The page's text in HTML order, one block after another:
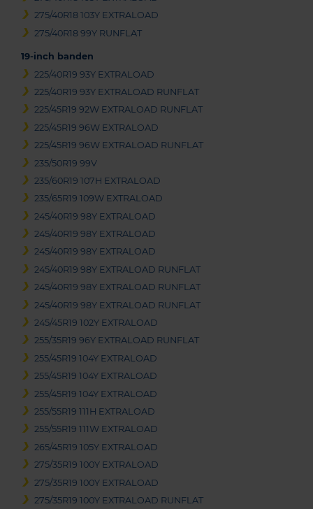
275/40R18 103Y EXTRALOAD
275/40R18 99Y RUNFLAT
19-inch banden
225/40R19 93Y EXTRALOAD
225/40R19 93Y EXTRALOAD RUNFLAT
225/45R19 92W EXTRALOAD RUNFLAT
225/45R19 96W EXTRALOAD
225/45R19 96W EXTRALOAD RUNFLAT
235/50R19 99V
235/60R19 107H EXTRALOAD
235/65R19 109W EXTRALOAD
245/40R19 98Y EXTRALOAD
245/40R19 98Y EXTRALOAD
245/40R19 98Y EXTRALOAD
245/40R19 98Y EXTRALOAD RUNFLAT
245/40R19 98Y EXTRALOAD RUNFLAT
245/40R19 98Y EXTRALOAD RUNFLAT
245/45R19 102Y EXTRALOAD
255/35R19 96Y EXTRALOAD RUNFLAT
255/45R19 104Y EXTRALOAD
255/45R19 104Y EXTRALOAD
255/45R19 104Y EXTRALOAD
255/55R19 111H EXTRALOAD
255/55R19 111W EXTRALOAD
265/45R19 105Y EXTRALOAD
275/35R19 100Y EXTRALOAD
275/35R19 100Y EXTRALOAD
275/35R19 100Y EXTRALOAD RUNFLAT